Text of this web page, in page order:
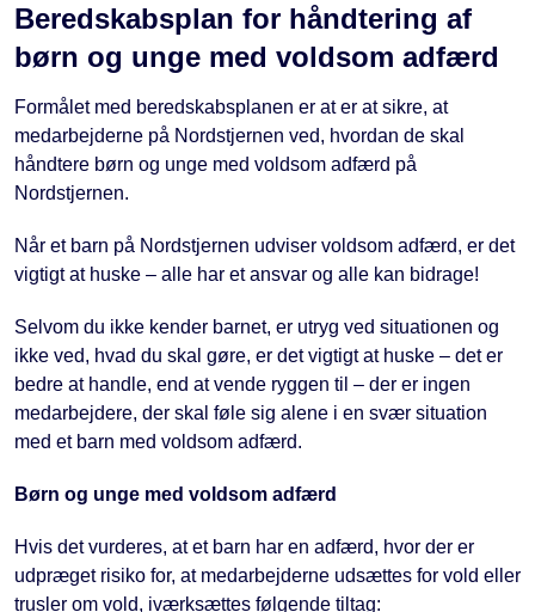
Beredskabsplan for håndtering af
børn og unge med voldsom adfærd
Formålet med beredskabsplanen er at er at sikre, at
medarbejderne på Nordstjernen ved, hvordan de skal
håndtere børn og unge med voldsom adfærd på
Nordstjernen.
Når et barn på Nordstjernen udviser voldsom adfærd, er det
vigtigt at huske – alle har et ansvar og alle kan bidrage!
Selvom du ikke kender barnet, er utryg ved situationen og
ikke ved, hvad du skal gøre, er det vigtigt at huske – det er
bedre at handle, end at vende ryggen til – der er ingen
medarbejdere, der skal føle sig alene i en svær situation
med et barn med voldsom adfærd.
Børn og unge med voldsom adfærd
Hvis det vurderes, at et barn har en adfærd, hvor der er
udpræget risiko for, at medarbejderne udsættes for vold eller
trusler om vold, iværksættes følgende tiltag: